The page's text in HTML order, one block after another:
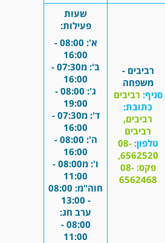
רביבים -
משפחה
סניף: רביבים
כתובת:
רביבים,
רביבים
טלפון: 08-
6562520,
פקס: 08-
6562468
שעות
פעילות:
א': 08:00 -
16:00
ב': מ07:30 -
16:00
ג': 08:00 -
19:00
ד': מ07:30 -
16:00
ה': 08:00 -
16:00
ו': מ08:00 -
11:00
חוה"מ: 08:00
- 13:00
ערב חג:
08:00 -
11:00